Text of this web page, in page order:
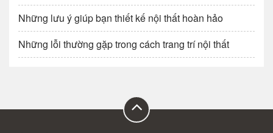
Những lưu ý giúp bạn thiết kế nội thất hoàn hảo
Những lỗi thường gặp trong cách trang trí nội thất